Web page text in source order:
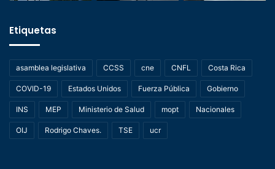
Etiquetas
asamblea legislativa CCSS cne CNFL Costa Rica
COVID-19 Estados Unidos Fuerza Pública Gobierno
INS MEP Ministerio de Salud mopt Nacionales
OIJ Rodrigo Chaves. TSE ucr